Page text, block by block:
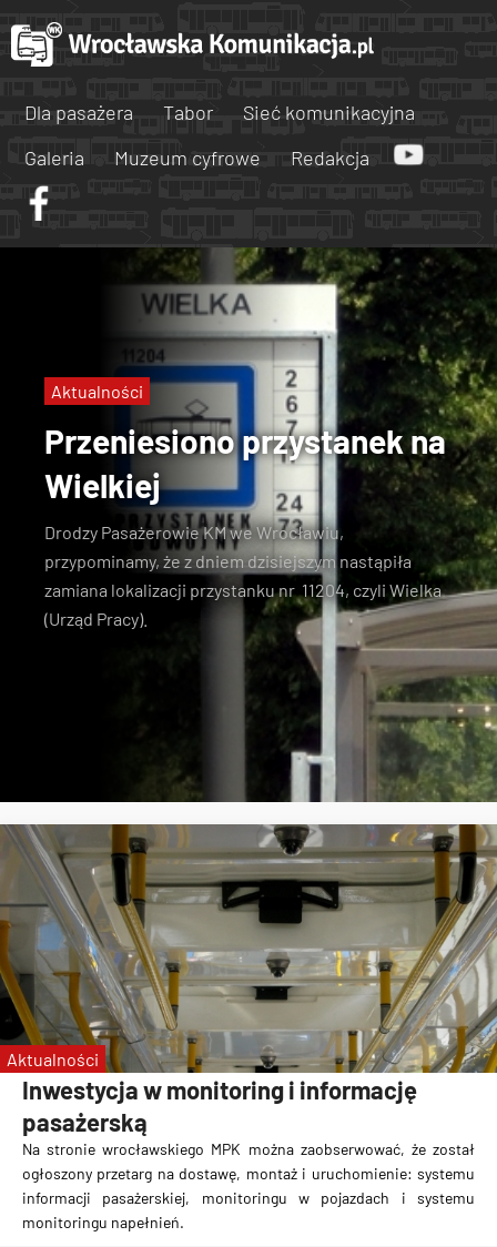
Dla pasażera Tabor
Sieć komunikacyjna
Galeria
Muzeum cyfrowe Redakcja
Przeniesiono przystanek na
Wielkiej
Drodzy Pasażerowie KM we Wrocławiu,
przypominamy, że z dniem dzisiejszym nastąpiła
zamiana lokalizacji przystanku nr 11204, czyli Wielka
(Urząd Pracy).
Aktualności
Inwestycja w monitoring i informację
pasażerską
Na stronie wrocławskiego MPK można zaobserwować, że został
ogłoszony przetarg na dostawę, montaż i uruchomienie: systemu
informacji pasażerskiej, monitoringu w pojazdach i systemu
monitoringu napełnień.
Aktualności